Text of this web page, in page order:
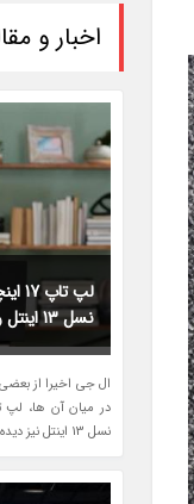
اخبار و
نسل 13 اینتل را دارد
ال جی اخیرا از
نسل 13 اینتل نیز دیده می گردد.